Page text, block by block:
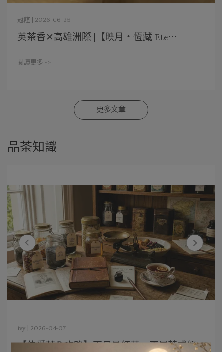
冠誼 | 2026-06-25
英茶香✕高雄洲際 |【映月・恆藏 Ete⋯
閱讀更多 ->
更多文章
品茶知識
ivy | 2026-04-07
【伯爵茶全攻略】不只是紅茶，更是英式優